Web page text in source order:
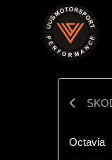
產品 / PRODUCT /
Octavia